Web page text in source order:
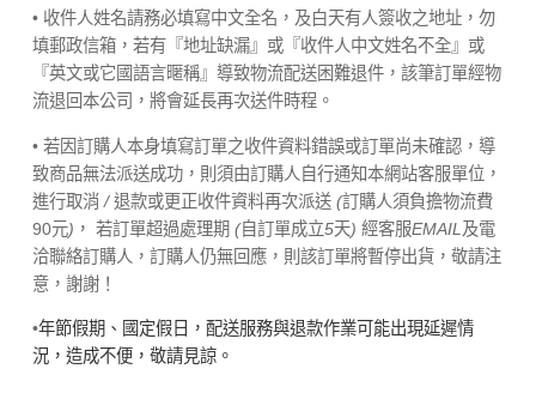
• 收件人姓名請務必填寫中文全名，及白天有人簽收之地址，勿
填郵政信箱，若有『地址缺漏』或『收件人中文姓名不全』或
『英文或它國語言暱稱』導致物流配送困難退件，該筆訂單經物
流退回本公司，將會延長再次送件時程。
• 若因訂購人本身填寫訂單之收件資料錯誤或訂單尚未確認，導
致商品無法派送成功，則須由訂購人自行通知本網站客服單位，
進行取消 /退款或更正收件資料再次派送(訂購人須負擔物流費
90元) ， 若訂單超過處理期 (自訂單成立5天) 經客服EMAIL 及電
洽聯絡訂購人，訂購人仍無回應，則該訂單將暫停出貨，敬請注
意，謝謝！
•年節假期、國定假日，配送服務與退款作業可能出現延遲情
況，造成不便，敬請見諒。